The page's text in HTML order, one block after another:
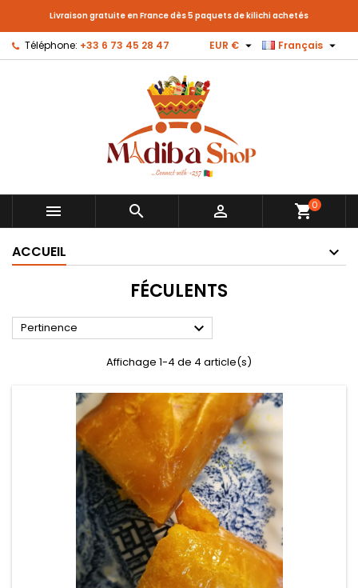
Livraison gratuite en France dès 5 paquets de kilichi achetés
Téléphone: +33 6 73 45 28 47 Français 
EUR € 
   shopping_cart0
ACCUEIL
FÉCULENTS
Pertinence 
Affichage 1-4 de 4 article(s)